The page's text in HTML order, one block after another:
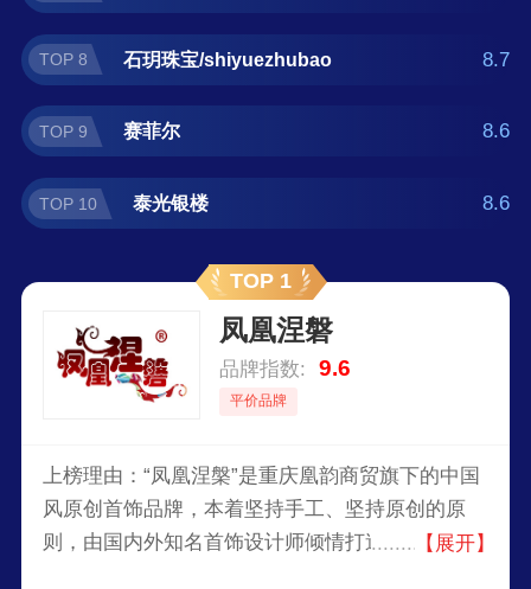
TOP 8 石玥珠宝/shiyuezhubao 8.7
TOP 9 赛菲尔 8.6
TOP 10 泰光银楼 8.6
TOP 1
凤凰涅磐
品牌指数: 9.6
平价品牌
上榜理由：“凤凰涅槃”是重庆凰韵商贸旗下的中国
风原创首饰品牌，本着坚持手工、坚持原创的原
则，由国内外知名首饰设计师倾情打造，专为各个
【展开】